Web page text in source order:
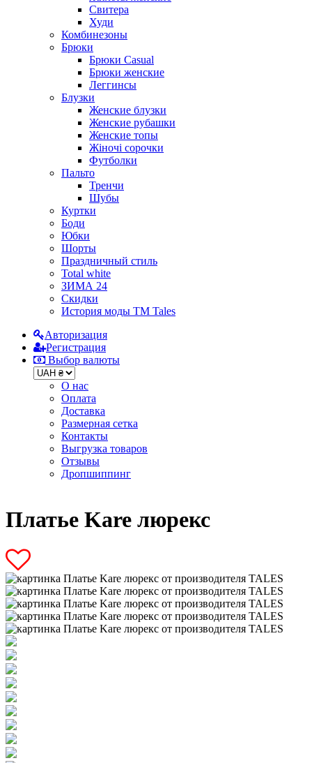
Свитера
Худи
Комбинезоны
Брюки
Брюки Casual
Брюки женские
Леггинсы
Блузки
Женские блузки
Женские рубашки
Женские топы
Жіночі сорочки
Футболки
Пальто
Тренчи
Шубы
Куртки
Боди
Юбки
Шорты
Праздничный стиль
Total white
ЗИМА 24
Скидки
История моды ТМ Tales
Авторизация
Регистрация
Выбор валюты
О нас
Оплата
Доставка
Размерная сетка
Контакты
Выгрузка товаров
Отзывы
Дропшиппинг
Платье Kare люрекс